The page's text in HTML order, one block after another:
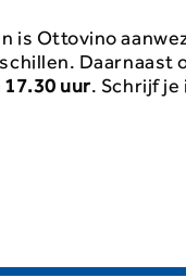
is Ottovino
uur. Schrijf